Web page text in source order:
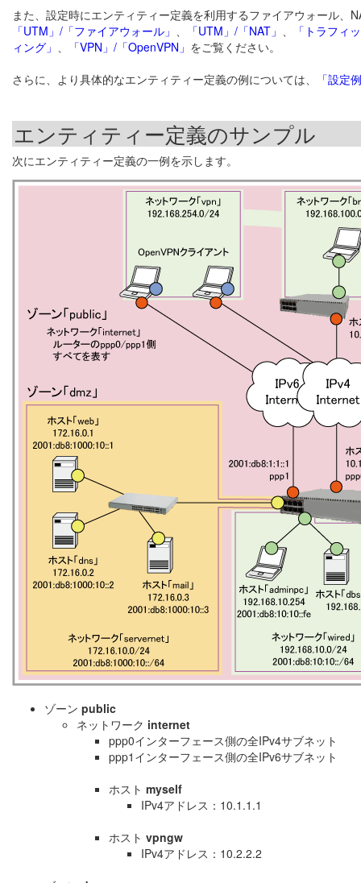
また、設定時にエンティティー定義を利用するファイアウォール
「UTM」/「ファイアウォール」 、 「UTM」/「NAT」 、
「トラフィ
ィング」 、 「VPN」/「OpenVPN」 をご覧ください。
さらに、より具体的なエンティティー定義の例については、
「設定
エンティティー定義のサンプル
次にエンティティー定義の一例を示します。
ゾーン public
ネットワーク internet
ppp0インターフェース側の全IPv4サブネット
ppp1インターフェース側の全IPv6サブネット
ホスト myself
IPv4アドレス：10.1.1.1
ホスト vpngw
IPv4アドレス：10.2.2.2